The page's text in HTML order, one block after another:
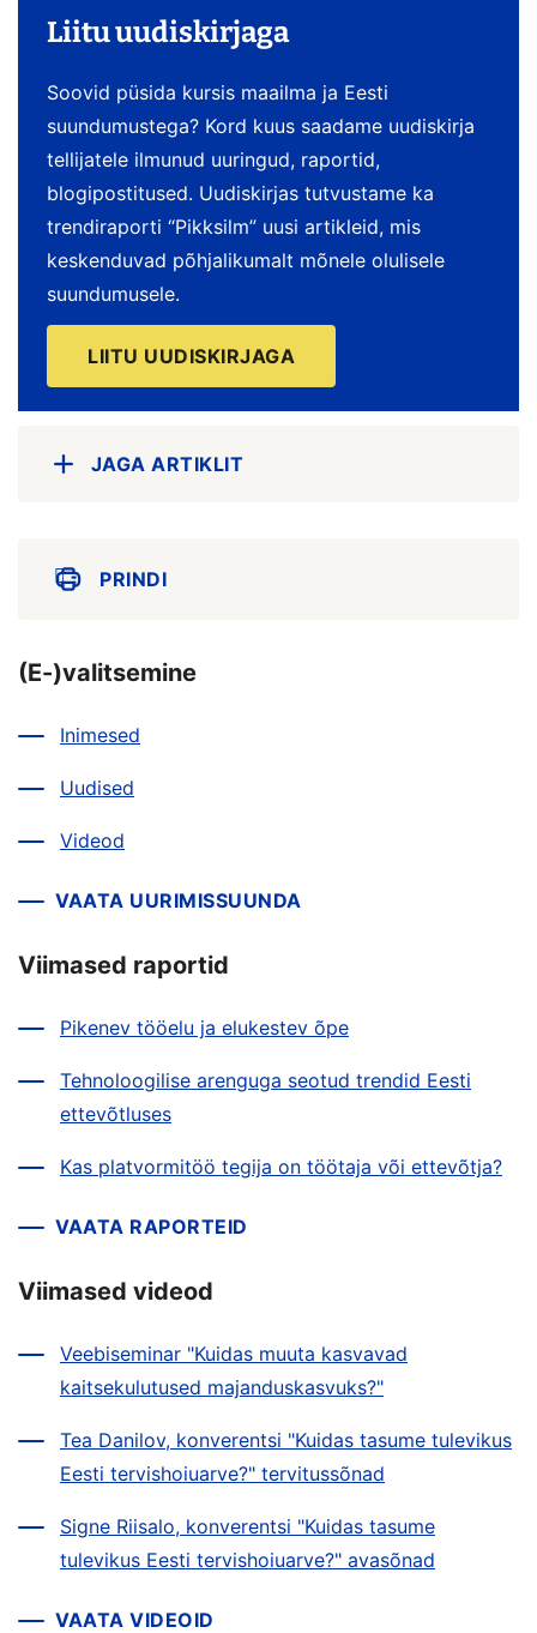
Liitu uudiskirjaga
Soovid püsida kursis maailma ja Eesti
suundumustega? Kord kuus saadame uudiskirja
tellijatele ilmunud uuringud, raportid,
blogipostitused. Uudiskirjas tutvustame ka
trendiraporti “Pikksilm” uusi artikleid, mis
keskenduvad põhjalikumalt mõnele olulisele
suundumusele.
LIITU UUDISKIRJAGA
JAGA ARTIKLIT
PRINDI
(E-)valitsemine
Inimesed
Uudised
Videod
VAATA UURIMISSUUNDA
Viimased raportid
Pikenev tööelu ja elukestev õpe
Tehnoloogilise arenguga seotud trendid Eesti
ettevõtluses
Kas platvormitöö tegija on töötaja või ettevõtja?
VAATA RAPORTEID
Viimased videod
Veebiseminar "Kuidas muuta kasvavad
kaitsekulutused majanduskasvuks?"
Tea Danilov, konverentsi "Kuidas tasume tulevikus
Eesti tervishoiuarve?" tervitussõnad
Signe Riisalo, konverentsi "Kuidas tasume
tulevikus Eesti tervishoiuarve?" avasõnad
VAATA VIDEOID